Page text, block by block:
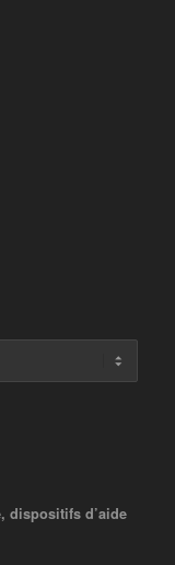
dispositifs d’aide